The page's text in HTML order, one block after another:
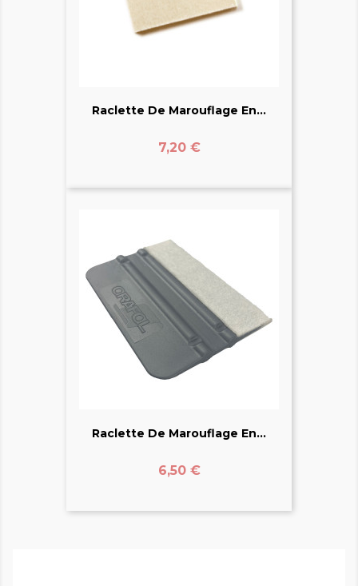
Raclette De Marouflage En...
Prix
7,20 €
Raclette De Marouflage En...
Prix
6,50 €